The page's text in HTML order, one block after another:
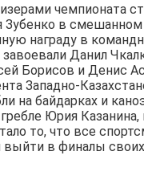
чемпионата
Зубенко в
награду в
Данил
Борисов и Денис
Западно-
на байдарках и
Юрия
то, что все
выйти в финалы своих